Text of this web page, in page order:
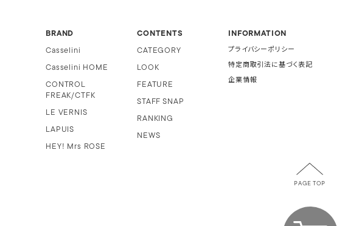
BRAND
Casselini
Casselini HOME
CONTROL
FREAK/CTFK
LE VERNIS
LAPUIS
HEY! Mrs ROSE
CONTENTS
CATEGORY
LOOK
FEATURE
STAFF SNAP
RANKING
NEWS
INFORMATION
プライバシーポリシー
特定商取引法に基づく表記
企業情報
PAGE TOP